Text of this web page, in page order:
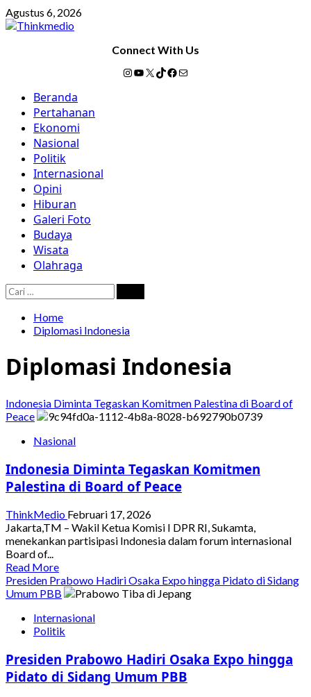
Skip
to
Agustus 6, 2026
Connect With Us
Instagram
YouTube
X TikTok
Facebook
Mail
Primary
Menu
Beranda
Pertahanan
Ekonomi
Nasional
Politik
Internasional
Opini
Hiburan
Galeri Foto
Budaya
Wisata
Olahraga
Cari
untuk:
Home
Diplomasi Indonesia
Diplomasi Indonesia
Indonesia Diminta Tegaskan Komitmen Palestina di Board of
Peace
Nasional
Indonesia Diminta Tegaskan Komitmen
Palestina di Board of Peace
ThinkMedio Februari 17, 2026
Jakarta,TM – Wakil Ketua Komisi I DPR RI, Sukamta,
menekankan partisipasi Indonesia dalam forum internasional
Board of...
Read MoreRead
more
about
Diminta
Tegaskan
Palestina
di
Board
Presiden Prabowo Hadiri Osaka Expo hingga Pidato di Sidang
Umum PBB
Internasional
Politik
Presiden Prabowo Hadiri Osaka Expo hingga
Pidato di Sidang Umum PBB